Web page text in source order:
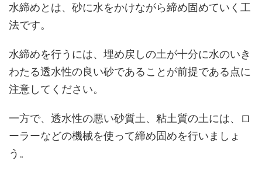
水締めとは、砂に水をかけながら締め固めていく工
法です。
水締めを行うには、埋め戻しの土が十分に水のいき
わたる透水性の良い砂であることが前提である点に
注意してください。
一方で、透水性の悪い砂質土、粘土質の土には、ロ
ーラーなどの機械を使って締め固めを行いましょ
う。